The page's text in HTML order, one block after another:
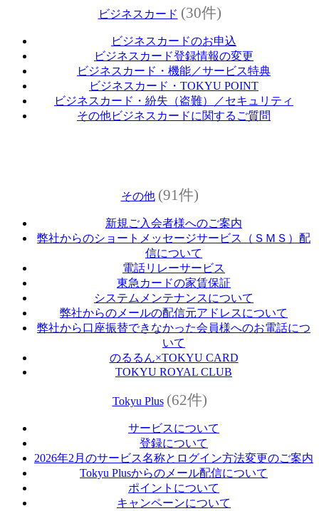
ビジネスカード (30件)
ビジネスカードのお申込
ビジネスカード登録情報の変更
ビジネスカード・機能／サービス特典
ビジネスカード・TOKYU POINT
ビジネスカード・紛失（盗難）／セキュリティ
その他ビジネスカードに関するご質問
その他 (91件)
新規ご入会者様へのご案内
弊社からのショートメッセージサービス（ＳＭＳ）配
信について
電話リレーサービス
東急カードの家賃保証
システムメンテナンスについて
弊社からのメールの配信元アドレスについて
弊社から口座振替できなかった会員様へのお電話につ
いて
のるるん×TOKYU CARD
TOKYU ROYAL CLUB
Tokyu Plus (62件)
サービスについて
登録について
2026年2月のサービス名称とログイン方法変更のご案内
Tokyu Plusからのメール配信について
ポイントについて
キャンペーンについて